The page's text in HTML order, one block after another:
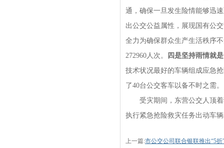
通，确保一旦发生险情能够迅
出公交公益属性，展现国有公
全力为确保群众生产生活秩序
272960人次。
四是坚持雨情就
技术状况最好的车辆组成应急
了40台公交客车以备不时之需。
受灾期间，东营公交人顶着
执行紧急抢险救灾任务出动车
上一篇:市公交公司联合银联推出“5